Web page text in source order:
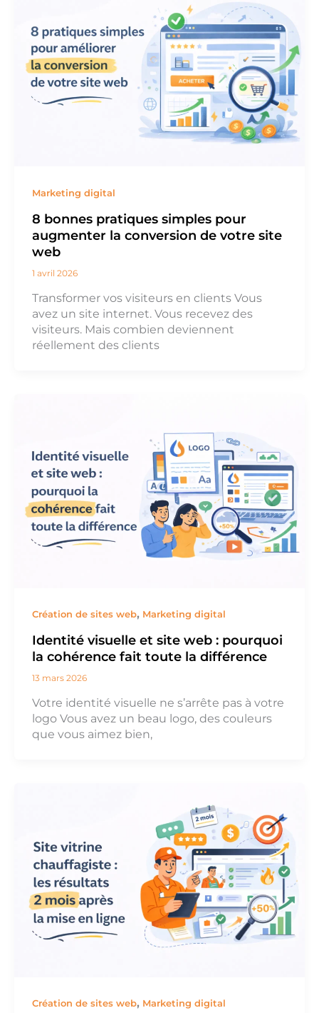
Marketing digital
8 bonnes pratiques simples pour
augmenter la conversion de votre site
web
1 avril 2026
Transformer vos visiteurs en clients Vous
avez un site internet. Vous recevez des
visiteurs. Mais combien deviennent
réellement des clients
Création de sites web, Marketing digital
Identité visuelle et site web : pourquoi
la cohérence fait toute la différence
13 mars 2026
Votre identité visuelle ne s’arrête pas à votre
logo Vous avez un beau logo, des couleurs
que vous aimez bien,
Création de sites web, Marketing digital